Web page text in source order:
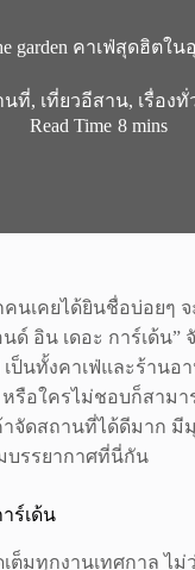
garden คาเฟ่สุดฮิตใ
นที่, เที่ยวอีสาน, เรื่องทั่
Read Time 8 mins
นเคยได้ยินชื่อบ่อยๆ จ
ด์ อิน เดอะ การ์เด้น”
ป็นทั้งคาเฟ่และร้านอ
หรือใครไม่ชอบก็สาม
จัดสถานที่ได้ดีมาก มีมุ
บรรยากาศที่นี่กัน
ร์เด้น
ต็มทุกงานเทศกาล ไ